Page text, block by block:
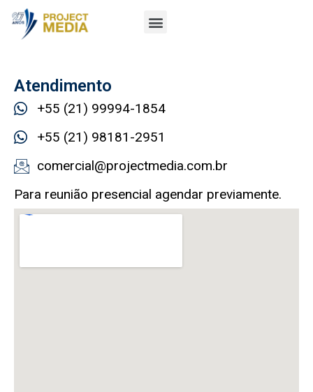
Atendimento
+55 (21) 99994-1854
+55 (21) 98181-2951
comercial@projectmedia.com.br
Para reunião presencial agendar previamente.